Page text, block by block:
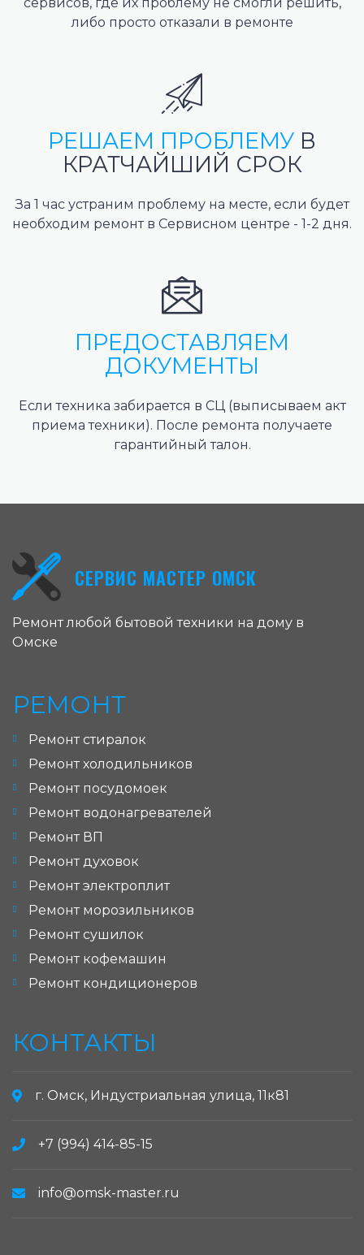
либо просто отказали в ремонте
РЕШАЕМ ПРОБЛЕМУ В
КРАТЧАЙШИЙ СРОК
За 1 час устраним проблему на месте, если будет
необходим ремонт в Сервисном центре - 1-2 дня.
ПРЕДОСТАВЛЯЕМ
ДОКУМЕНТЫ
Если техника забирается в СЦ (выписываем акт
приема техники). После ремонта получаете
гарантийный талон.
СЕРВИС МАСТЕР ОМСК
Ремонт любой бытовой техники на дому в
Омске
РЕМОНТ
Ремонт стиралок
Ремонт холодильников
Ремонт посудомоек
Ремонт водонагревателей
Ремонт ВП
Ремонт духовок
Ремонт электроплит
Ремонт морозильников
Ремонт сушилок
Ремонт кофемашин
Ремонт кондиционеров
КОНТАКТЫ
г. Омск, Индустриальная улица, 11к81
+7 (994) 414-85-15
info@omsk-master.ru